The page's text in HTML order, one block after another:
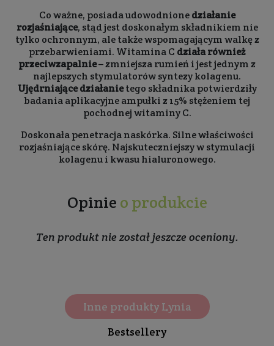
Co ważne, posiada udowodnionedziałanie
rozjaśniające, stąd jest doskonałym składnikiem nie
tylko ochronnym, ale także wspomagającym walkę z
przebarwieniami. Witamina C działa również
przeciwzapalnie– zmniejsza rumień i jest jednym z
najlepszych stymulatorów syntezy kolagenu.
Ujędrniające działanietego składnika potwierdziły
badania aplikacyjne ampułki z 15% stężeniem tej
pochodnej witaminy C.
Doskonała penetracja naskórka. Silne właściwości
rozjaśniające skórę. Najskuteczniejszy w stymulacji
kolagenu i kwasu hialuronowego.
Opinie o produkcie
Ten produkt nie został jeszcze oceniony.
Inne produkty Lynia
Bestsellery